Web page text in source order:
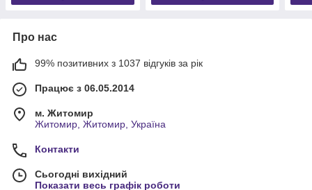
Про нас
99% позитивних з 1037 відгуків за рік
Працює з 06.05.2014
м. Житомир
Житомир, Житомир, Україна
Контакти
Сьогодні вихідний
Показати весь графік роботи